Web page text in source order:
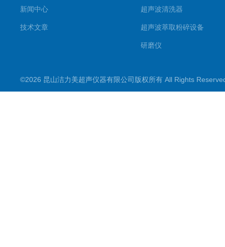
新闻中心
技术文章
超声波清洗器
超声波萃取粉碎设备
研磨仪
超声波水浴
©2026 昆山洁力美超声仪器有限公司版权所有 All Rights